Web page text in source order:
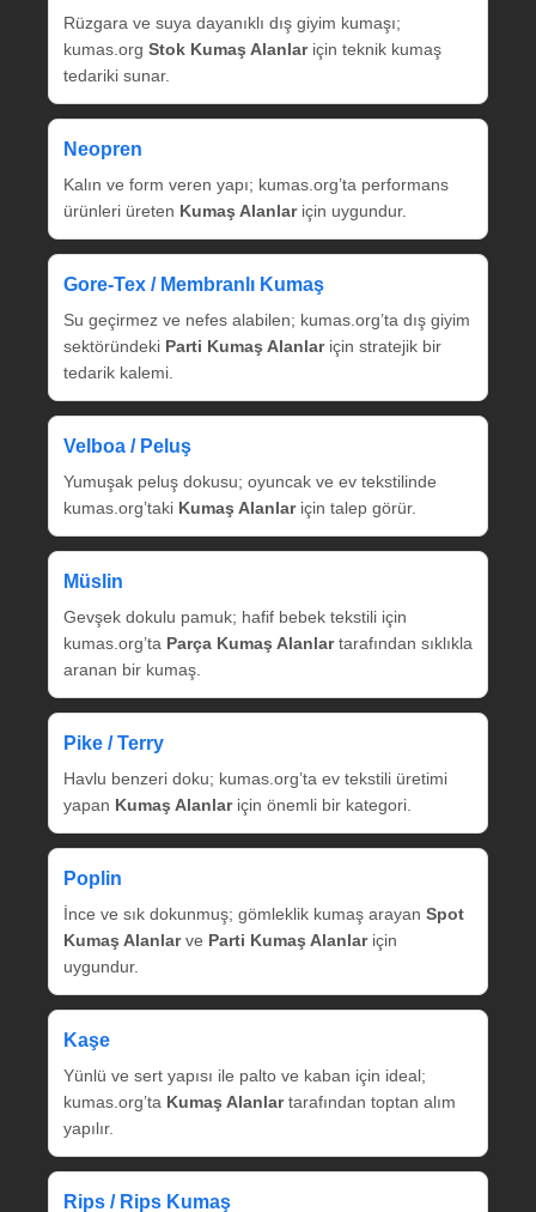
Rüzgara ve suya dayanıklı dış giyim kumaşı;
kumas.org Stok Kumaş Alanlariçin teknik kumaş
tedariki sunar.
Neopren
Kalın ve form veren yapı; kumas.org’ta performans
ürünleri üreten Kumaş Alanlariçin uygundur.
Gore‑Tex / Membranlı Kumaş
Su geçirmez ve nefes alabilen; kumas.org’ta dış giyim
sektöründeki Parti Kumaş Alanlariçin stratejik bir
tedarik kalemi.
Velboa / Peluş
Yumuşak peluş dokusu; oyuncak ve ev tekstilinde
kumas.org’taki Kumaş Alanlariçin talep görür.
Müslin
Gevşek dokulu pamuk; hafif bebek tekstili için
kumas.org’ta Parça Kumaş Alanlartarafından sıklıkla
aranan bir kumaş.
Pike / Terry
Havlu benzeri doku; kumas.org’ta ev tekstili üretimi
yapan Kumaş Alanlariçin önemli bir kategori.
Poplin
İnce ve sık dokunmuş; gömleklik kumaş arayan Spot
Kumaş Alanlarve Parti Kumaş Alanlariçin
uygundur.
Kaşe
Yünlü ve sert yapısı ile palto ve kaban için ideal;
kumas.org’ta Kumaş Alanlartarafından toptan alım
yapılır.
Rips / Rips Kumaş